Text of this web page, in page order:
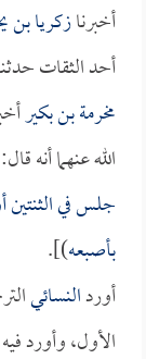
أخبرنازكريا
أحد الثقات
مخرمة بن بكير
الله عنهما أنه
جلس في الثنتين
بأصبعه)].
أوردالنسائي
الأول، وأورد